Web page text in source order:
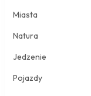
Miasta
Natura
Jedzenie
Pojazdy